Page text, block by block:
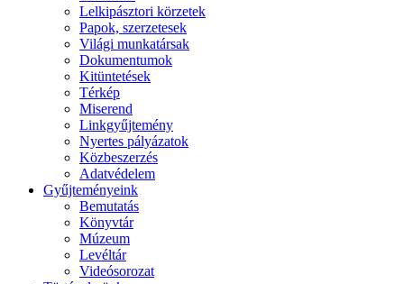
Lelkipásztori körzetek
Papok, szerzetesek
Világi munkatársak
Dokumentumok
Kitüntetések
Térkép
Miserend
Linkgyűjtemény
Nyertes pályázatok
Közbeszerzés
Adatvédelem
Gyűjteményeink
Bemutatás
Könyvtár
Múzeum
Levéltár
Videósorozat